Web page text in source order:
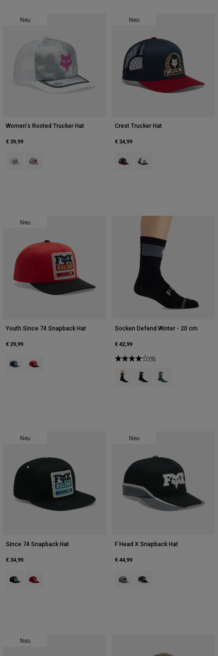
Neu
Women's Rooted Trucker Hat
€ 39,99
Product swatch type of Hellgrau.
Product swatch type of Lavender Drift.
Neu
Crest Trucker Hat
€ 34,99
Product swatch type of
Product swatch type of
Neu
Youth Since 74 Snapback Hat
€ 29,99
Product swatch type of Mitternachtsblau.
Product swatch type of Rot.
Socken Defend Winter - 20 cm
€ 42,99
(5)
Product swatch type of Schwarz.
Product swatch type of
Product swatch
Neu
Since 74 Snapback Hat
€ 34,99
Product swatch type of Schwarz.
Product swatch type of Chili-Rot.
Neu
F Head X Snapback Hat
€ 44,99
Product swatch type of Adobe-
Product swatch type of
Neu